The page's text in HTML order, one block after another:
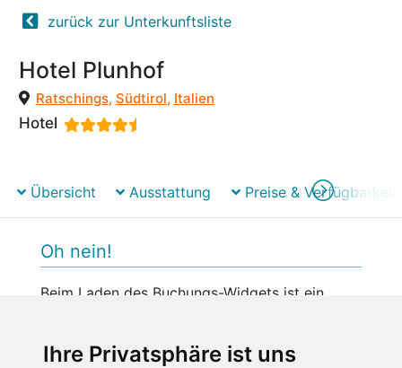
Ihre Privatsphäre ist uns
zurück zur Unterkunftsliste
Hotel Plunhof
Ratschings, Südtirol, Italien
Hotel
Übersicht Ausstattung Preise & Verfügbarkeit
Oh nein!
Beim Laden des Buchungs-Widgets ist ein